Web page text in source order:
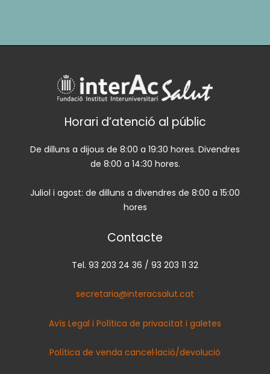
Horari d’atenció al públic
De dilluns a dijous de 8:00 a 19:30 hores. Divendres
de 8:00 a 14:30 hores.
Juliol i agost: de dilluns a divendres de 8:00 a 15:00
hores
Contacte
Tel. 93 203 24 36 / 93 203 11 32
secretaria@interacsalut.cat
Avís Legal i Política de privacitat i galetes
Política de venda cancel·lació/devolució